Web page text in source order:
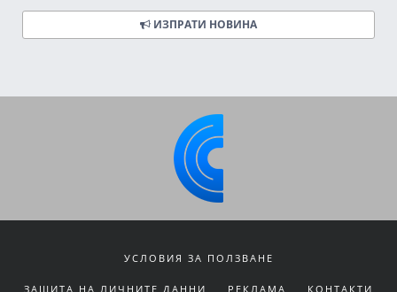
ИЗПРАТИ НОВИНА
УСЛОВИЯ ЗА ПОЛЗВАНЕ
ЗАЩИТА НА ЛИЧНИТЕ ДАННИ РЕКЛАМА КОНТАКТИ